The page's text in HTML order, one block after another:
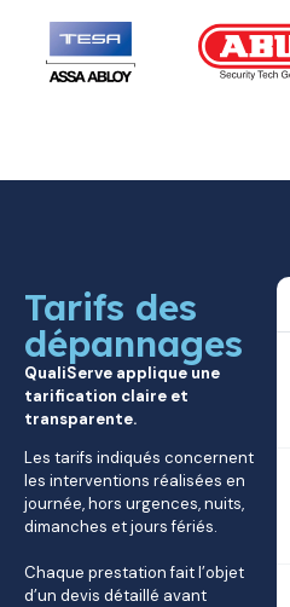
Tarifs des
dépannages
QualiServe applique une
tarification claire et
transparente.
Les tarifs indiqués concernent
les interventions réalisées en
journée, hors urgences, nuits,
dimanches et jours fériés.
Chaque prestation fait l’objet
d’un devis détaillé avant